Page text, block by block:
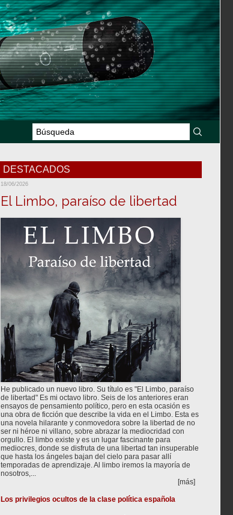
DESTACADOS
18/06/2026
El Limbo, paraíso de libertad
He publicado un nuevo libro. Su título es "El Limbo, paraíso
de libertad" Es mi octavo libro. Seis de los anteriores eran
ensayos de pensamiento político, pero en esta ocasión es
una obra de ficción que describe la vida en el Limbo. Esta es
una novela hilarante y conmovedora sobre la libertad de no
ser ni héroe ni villano, sobre abrazar la mediocridad con
orgullo. El limbo existe y es un lugar fascinante para
mediocres, donde se disfruta de una libertad tan insuperable
que hasta los ángeles bajan del cielo para pasar allí
temporadas de aprendizaje. Al limbo iremos la mayoría de
nosotros,...
[más]
Los privilegios ocultos de la clase política española